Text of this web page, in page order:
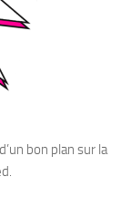
bon plan sur la